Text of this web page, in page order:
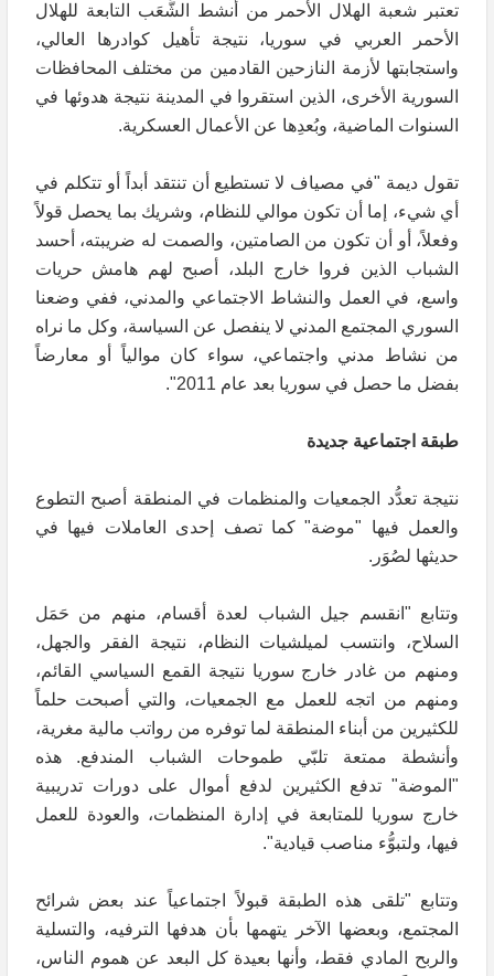
تعتبر شعبة الهلال الأحمر من أنشط الشُّعَب التابعة للهلال
الأحمر العربي في سوريا، نتيجة تأهيل كوادرها العالي،
واستجابتها لأزمة النازحين القادمين من مختلف المحافظات
السورية الأخرى، الذين استقروا في المدينة نتيجة هدوئها في
السنوات الماضية، وبُعدِها عن الأعمال العسكرية.
تقول ديمة "في مصياف لا تستطيع أن تنتقد أبداً أو تتكلم في
أي شيء، إما أن تكون موالي للنظام، وشريك بما يحصل قولاً
وفعلاً، أو أن تكون من الصامتين، والصمت له ضريبته، أحسد
الشباب الذين فروا خارج البلد، أصبح لهم هامش حريات
واسع، في العمل والنشاط الاجتماعي والمدني، ففي وضعنا
السوري المجتمع المدني لا ينفصل عن السياسة، وكل ما نراه
من نشاط مدني واجتماعي، سواء كان موالياً أو معارضاً
بفضل ما حصل في سوريا بعد عام 2011".
طبقة اجتماعية جديدة
نتيجة تعدُّد الجمعيات والمنظمات في المنطقة أصبح التطوع
والعمل فيها "موضة" كما تصف إحدى العاملات فيها في
حديثها لصُوَر.
وتتابع "انقسم جيل الشباب لعدة أقسام، منهم من حَمَل
السلاح، وانتسب لميلشيات النظام، نتيجة الفقر والجهل،
ومنهم من غادر خارج سوريا نتيجة القمع السياسي القائم،
ومنهم من اتجه للعمل مع الجمعيات، والتي أصبحت حلماً
للكثيرين من أبناء المنطقة لما توفره من رواتب مالية مغرية،
وأنشطة ممتعة تلبّي طموحات الشباب المندفع. هذه
"الموضة" تدفع الكثيرين لدفع أموال على دورات تدريبية
خارج سوريا للمتابعة في إدارة المنظمات، والعودة للعمل
فيها، ولتبوُّء مناصب قيادية".
وتتابع "تلقى هذه الطبقة قبولاً اجتماعياً عند بعض شرائح
المجتمع، وبعضها الآخر يتهمها بأن هدفها الترفيه، والتسلية
والربح المادي فقط، وأنها بعيدة كل البعد عن هموم الناس،